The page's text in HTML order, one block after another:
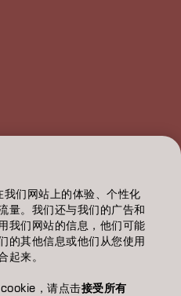
们网站上的体验、个性化
量。我们还与我们的广告和
我们网站的信息，他们可能
的其他信息或他们从您使用
起来。
，请点击接受所有